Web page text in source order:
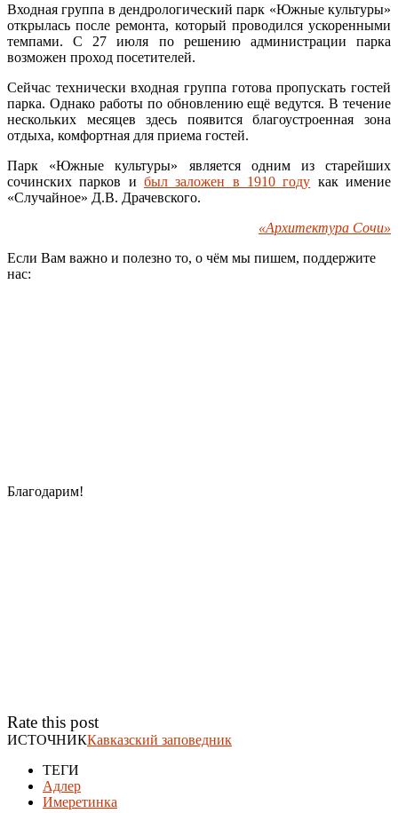
Входная группа в дендрологический парк «Южные культуры»
открылась после ремонта, который проводился ускоренными
темпами. С 27 июля по решению администрации парка
возможен проход посетителей.
Сейчас технически входная группа готова пропускать гостей
парка. Однако работы по обновлению ещё ведутся. В течение
нескольких месяцев здесь появится благоустроенная зона
отдыха, комфортная для приема гостей.
Парк «Южные культуры» является одним из старейших
сочинских парков и был заложен в 1910 году как имение
«Случайное» Д.В. Драчевского.
«Архитектура Сочи»
Если Вам важно и полезно то, о чём мы пишем, поддержите
нас:
Благодарим!
Rate this post
ИСТОЧНИККавказский заповедник
ТЕГИ
Адлер
Имеретинка